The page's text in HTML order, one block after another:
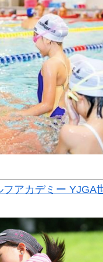
アカデミー YJGA